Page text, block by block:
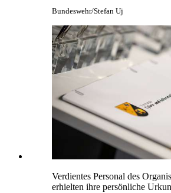
Bundeswehr/Stefan Uj
Verdientes Personal des
erhielten ihre persönliche